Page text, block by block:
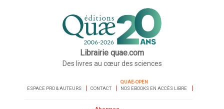
Librairie quae.com
Des livres au cœur des sciences
ESPACE PRO & AUTEURS CONTACT
QUAE-OPEN
NOS EBOOKS EN ACCÈS LIBRE